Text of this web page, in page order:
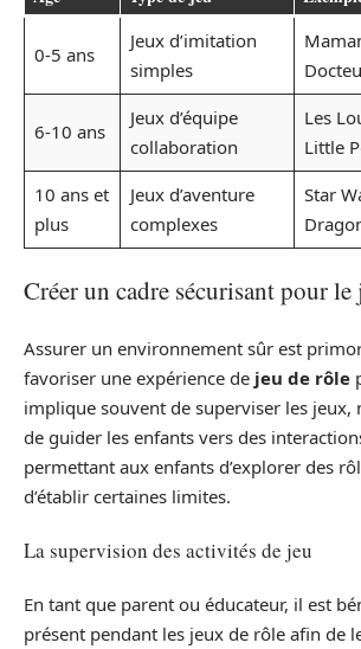
0-5 ans
Jeux d’imitation
simples
6-10 ans
Jeux d’équipe
collaboration
Les
Little
10 ans et
plus
Jeux d’aventure
complexes
Star
Créer un cadre sécurisant pour
Assurer un environnement sûr est
favoriser une expérience de jeu de rôle
implique souvent de superviser les jeux,
de guider les enfants vers des
permettant aux enfants d’explorer des
d’établir certaines limites.
La supervision des activités de jeu
En tant que parent ou éducateur, il est
présent pendant les jeux de rôle afin de